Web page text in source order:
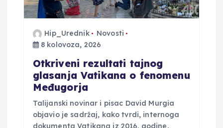
Hip_Urednik
Novosti
8 kolovoza, 2026
Otkriveni rezultati tajnog
glasanja Vatikana o fenomenu
Međugorja
Talijanski novinar i pisac David Murgia
objavio je sadržaj, kako tvrdi, internoga
dokumenta Vatikana iz 2016. godine,